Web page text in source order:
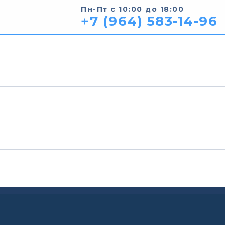
Пн-Пт с 10:00 до 18:00
+7 (964) 583-14-96